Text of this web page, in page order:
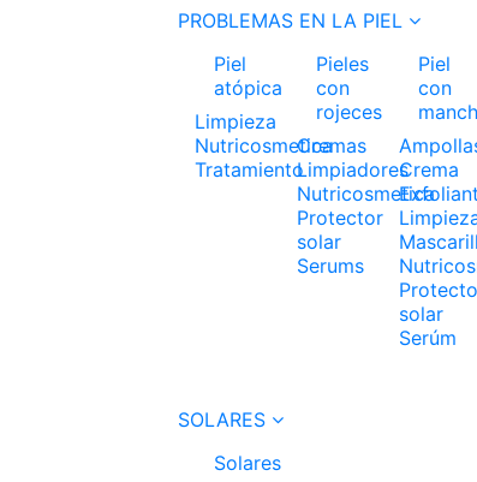
PROBLEMAS EN LA PIEL
Piel
atópica
Limpieza
Nutricosmetica
Tratamiento
Pieles
con
rojeces
Cremas
Limpiadores
Nutricosmetica
Protector
solar
Serums
Piel
con
Crema
solar
Serúm
SOLARES
Solares